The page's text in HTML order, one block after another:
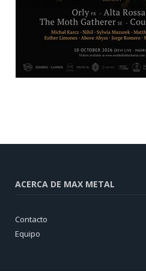
ACERCA DE MAX METAL
Contacto
Equipo